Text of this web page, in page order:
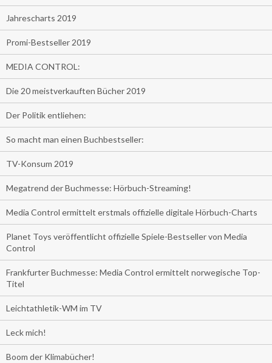
Jahrescharts 2019
Promi-Bestseller 2019
MEDIA CONTROL:
Die 20 meistverkauften Bücher 2019
Der Politik entliehen:
So macht man einen Buchbestseller:
TV-Konsum 2019
Megatrend der Buchmesse: Hörbuch-Streaming!
Media Control ermittelt erstmals offizielle digitale Hörbuch-Charts
Planet Toys veröffentlicht offizielle Spiele-Bestseller von Media
Control
Frankfurter Buchmesse: Media Control ermittelt norwegische Top-
Titel
Leichtathletik-WM im TV
Leck mich!
Boom der Klimabücher!